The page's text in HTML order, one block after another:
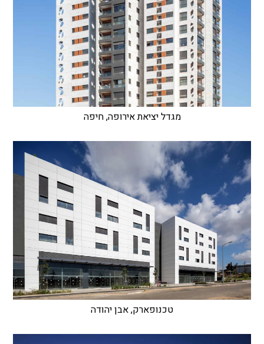
מגדל יציאת אירופה, חיפה
טכנופארק, אבן יהודה